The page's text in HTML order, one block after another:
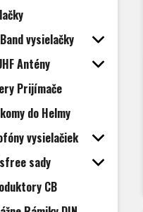
vysielačky
Antény
Prijímače
do Helmy
vysielačiek
sady
CB